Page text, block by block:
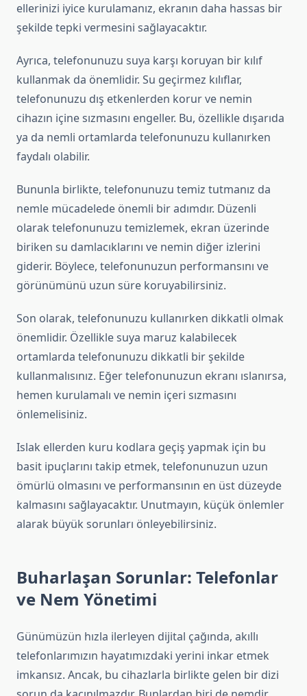
ellerinizi iyice kurulamanız, ekranın daha hassas bir
şekilde tepki vermesini sağlayacaktır.
Ayrıca, telefonunuzu suya karşı koruyan bir kılıf
kullanmak da önemlidir. Su geçirmez kılıflar,
telefonunuzu dış etkenlerden korur ve nemin
cihazın içine sızmasını engeller. Bu, özellikle dışarıda
ya da nemli ortamlarda telefonunuzu kullanırken
faydalı olabilir.
Bununla birlikte, telefonunuzu temiz tutmanız da
nemle mücadelede önemli bir adımdır. Düzenli
olarak telefonunuzu temizlemek, ekran üzerinde
biriken su damlacıklarını ve nemin diğer izlerini
giderir. Böylece, telefonunuzun performansını ve
görünümünü uzun süre koruyabilirsiniz.
Son olarak, telefonunuzu kullanırken dikkatli olmak
önemlidir. Özellikle suya maruz kalabilecek
ortamlarda telefonunuzu dikkatli bir şekilde
kullanmalısınız. Eğer telefonunuzun ekranı ıslanırsa,
hemen kurulamalı ve nemin içeri sızmasını
önlemelisiniz.
Islak ellerden kuru kodlara geçiş yapmak için bu
basit ipuçlarını takip etmek, telefonunuzun uzun
ömürlü olmasını ve performansının en üst düzeyde
kalmasını sağlayacaktır. Unutmayın, küçük önlemler
alarak büyük sorunları önleyebilirsiniz.
Buharlaşan Sorunlar: Telefonlar
ve Nem Yönetimi
Günümüzün hızla ilerleyen dijital çağında, akıllı
telefonlarımızın hayatımızdaki yerini inkar etmek
imkansız. Ancak, bu cihazlarla birlikte gelen bir dizi